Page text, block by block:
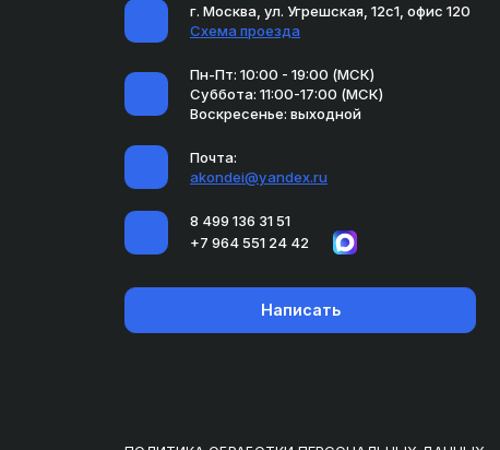
г. Москва, ул. Угрешская, 12с1, офис 120
Схема проезда
Пн-Пт: 10:00 - 19:00 (МСК)
Суббота: 11:00-17:00 (МСК)
Воскресенье: выходной
Почта:
akondei@yandex.ru
8 499 136 31 51
+7 964 551 24 42
Написать